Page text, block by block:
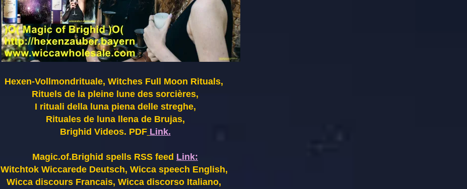
Hexen-Vollmondrituale, Witches Full Moon Rituals,
Rituels de la pleine lune des sorcières,
I rituali della luna piena delle streghe,
Rituales de luna llena de Brujas,
Brighid Videos. PDF Link.
Magic.of.Brighid spells RSS feed Link:
Witchtok Wiccarede Deutsch, Wicca speech English,
Wicca discours Francais, Wicca discorso Italiano,